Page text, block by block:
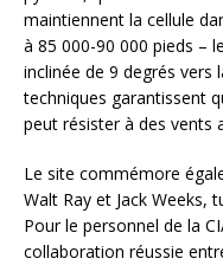
maintiennent la cellule
à 85 000-90 000 pieds –
inclinée de 9 degrés vers
techniques garantissent
peut résister à des vents
Le site commémore
Walt Ray et Jack Weeks,
Pour le personnel de la
collaboration réussie